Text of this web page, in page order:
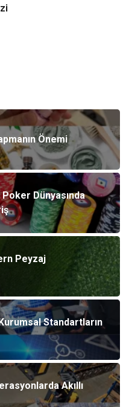
Önemi
Poker Dünyasında
Peyzaj
Standartların
Akıllı